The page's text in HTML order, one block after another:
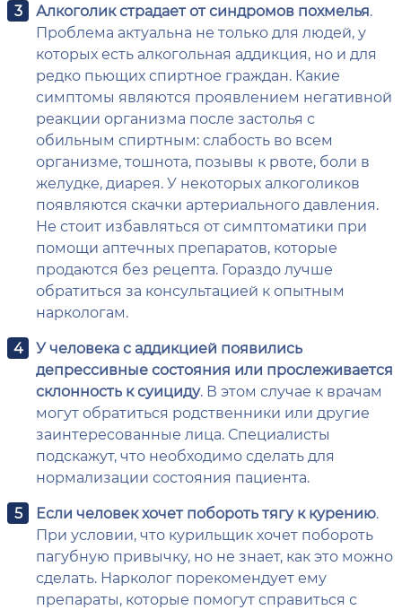
Алкоголик страдает от синдромов похмелья.
Проблема актуальна не только для людей, у
которых есть алкогольная аддикция, но и для
редко пьющих спиртное граждан. Какие
симптомы являются проявлением негативной
реакции организма после застолья с
обильным спиртным: слабость во всем
организме, тошнота, позывы к рвоте, боли в
желудке, диарея. У некоторых алкоголиков
появляются скачки артериального давления.
Не стоит избавляться от симптоматики при
помощи аптечных препаратов, которые
продаются без рецепта. Гораздо лучше
обратиться за консультацией к опытным
наркологам.
У человека с аддикцией появились
депрессивные состояния или прослеживается
склонность к суициду. В этом случае к врачам
могут обратиться родственники или другие
заинтересованные лица. Специалисты
подскажут, что необходимо сделать для
нормализации состояния пациента.
Если человек хочет побороть тягу к курению.
При условии, что курильщик хочет побороть
пагубную привычку, но не знает, как это можно
сделать. Нарколог порекомендует ему
препараты, которые помогут справиться с